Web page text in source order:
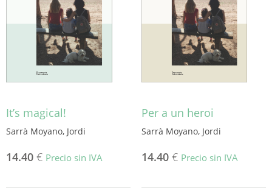
It’s magical!
Sarrà Moyano, Jordi
14.40 € Precio sin IVA
Per a un heroi
Sarrà Moyano, Jordi
14.40 € Precio sin IVA